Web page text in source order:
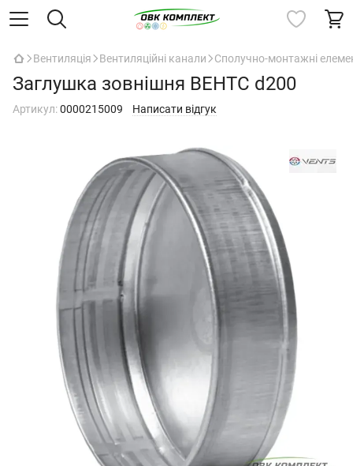
Вентиляція Вентиляційні канали Сполучно-монтажні
Заглушка зовнішня ВЕНТС d200
Артикул:0000215009 Написати відгук